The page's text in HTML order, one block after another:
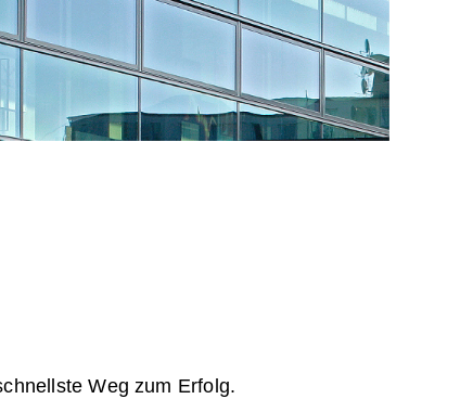
Weg zum Erfolg.